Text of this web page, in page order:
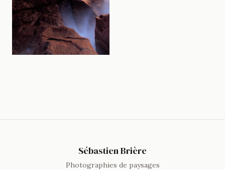
Sébastien Brière
Photographies de paysages